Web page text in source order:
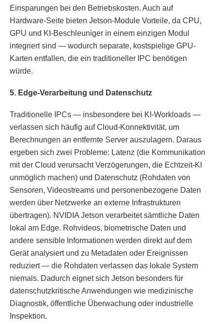
Einsparungen bei den Betriebskosten. Auch auf
Hardware-Seite bieten Jetson-Module Vorteile, da CPU,
GPU und KI-Beschleuniger in einem einzigen Modul
integriert sind — wodurch separate, kostspielige GPU-
Karten entfallen, die ein traditioneller IPC benötigen
würde.
5. Edge-Verarbeitung und Datenschutz
Traditionelle IPCs — insbesondere bei KI-Workloads —
verlassen sich häufig auf Cloud-Konnektivität, um
Berechnungen an entfernte Server auszulagern. Daraus
ergeben sich zwei Probleme: Latenz (die Kommunikation
mit der Cloud verursacht Verzögerungen, die Echtzeit-KI
unmöglich machen) und Datenschutz (Rohdaten von
Sensoren, Videostreams und personenbezogene Daten
werden über Netzwerke an externe Infrastrukturen
übertragen). NVIDIA Jetson verarbeitet sämtliche Daten
lokal am Edge. Rohvideos, biometrische Daten und
andere sensible Informationen werden direkt auf dem
Gerät analysiert und zu Metadaten oder Ereignissen
reduziert — die Rohdaten verlassen das lokale System
niemals. Dadurch eignet sich Jetson besonders für
datenschutzkritische Anwendungen wie medizinische
Diagnostik, öffentliche Überwachung oder industrielle
Inspektion.